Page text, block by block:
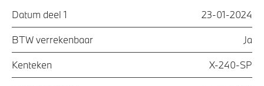
Datum deel 1 23-01-2024
BTW verrekenbaar Ja
Kenteken X-240-SP